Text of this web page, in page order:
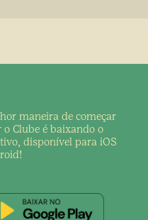
maneira de começar
o Clube é baixando o
disponível para iOS